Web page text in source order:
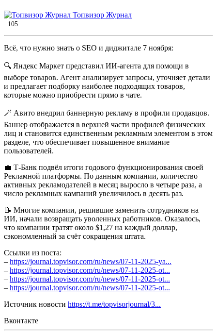
Топвизор Журнал
105
Всё, что нужно знать о SEO и диджитале 7 ноября:
🔍 Яндекс Маркет представил ИИ-агента для помощи в
выборе товаров. Агент анализирует запросы, уточняет детали
и предлагает подборку наиболее подходящих товаров,
которые можно приобрести прямо в чате.
🪄 Авито внедрил баннерную рекламу в профили продавцов.
Баннер отображается в верхней части профилей физических
лиц и становится единственным рекламным элементом в этом
разделе, что обеспечивает повышенное внимание
пользователей.
💼 Т-Банк подвёл итоги годового функционирования своей
Рекламной платформы. По данным компании, количество
активных рекламодателей в месяц выросло в четыре раза, а
число рекламных кампаний увеличилось в десять раз.
📝 Многие компании, решившие заменить сотрудников на
ИИ, начали возвращать уволенных работников. Оказалось,
что компании тратят около $1,27 на каждый доллар,
сэкономленный за счёт сокращения штата.
Ссылки из поста:
– https://journal.topvisor.com/ru/news/07-11-2025-ya...
– https://journal.topvisor.com/ru/news/07-11-2025-ot...
– https://journal.topvisor.com/ru/news/07-11-2025-ot...
– https://journal.topvisor.com/ru/news/07-11-2025-ot...
Источник новости https://t.me/topvisorjournal/3...
Вконтакте